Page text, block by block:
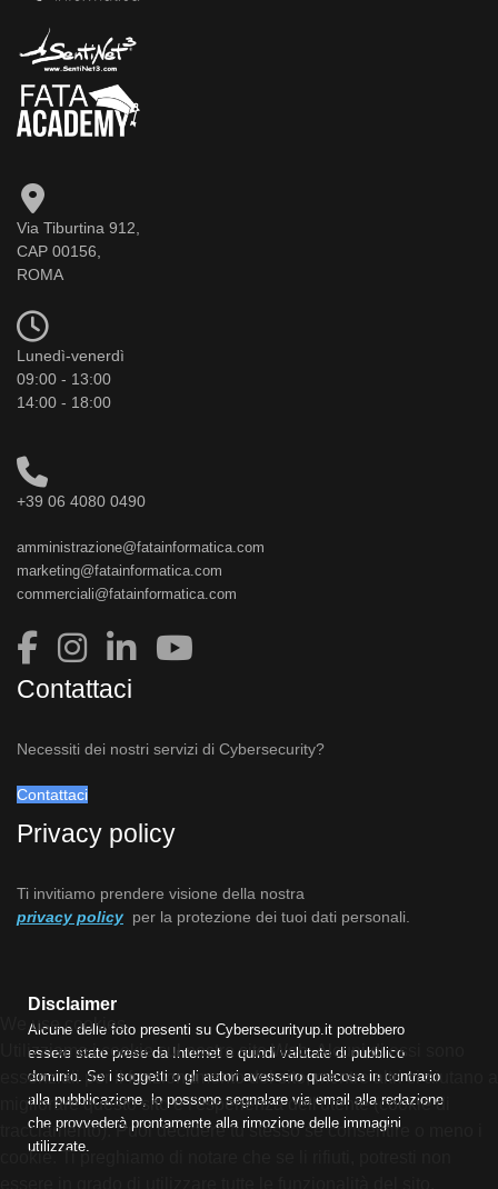
Via Tiburtina 912,
CAP 00156,
ROMA
Lunedì-venerdì
09:00 - 13:00
14:00 - 18:00
+39 06 4080 0490
amministrazione@fatainformatica.com
marketing@fatainformatica.com
commerciali@fatainformatica.com
Contattaci
Necessiti dei nostri servizi di Cybersecurity?
Contattaci
Privacy policy
Ti invitiamo prendere visione della nostra
privacy policy per la protezione dei tuoi dati personali.
Disclaimer
Alcune delle foto presenti su Cybersecurityup.it potrebbero
essere state prese da Internet e quindi valutate di pubblico
dominio. Se i soggetti o gli autori avessero qualcosa in contrario
alla pubblicazione, lo possono segnalare via email alla redazione
che provvederà prontamente alla rimozione delle immagini
utilizzate.
We use cookies
Utilizziamo i cookie sul nostro sito Web. Alcuni di essi sono
essenziali per il funzionamento del sito, mentre altri ci aiutano a
migliorare questo sito e l'esperienza dell'utente (cookie di
tracciamento). Puoi decidere tu stesso se consentire o meno i
cookie. Ti preghiamo di notare che se li rifiuti, potresti non